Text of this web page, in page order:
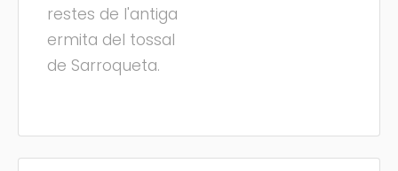
restes de l'antiga
ermita del tossal
de Sarroqueta.